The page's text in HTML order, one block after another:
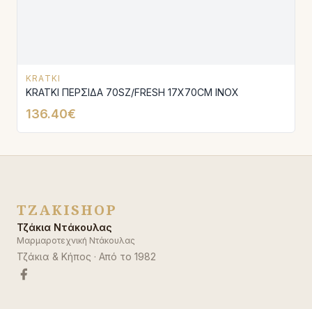
KRATKI
KRATKI ΠΕΡΣΙΔΑ 70SZ/FRESH 17X70CM INOX
136.40€
TZAKISHOP
Τζάκια Ντάκουλας
Μαρμαροτεχνική Ντάκουλας
Τζάκια & Κήπος · Από το 1982